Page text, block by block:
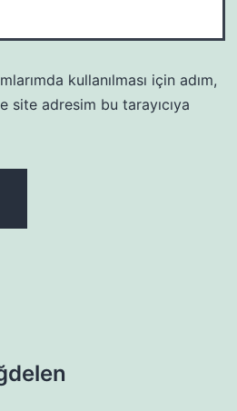
kullanılması için adım,
site adresim bu tarayıcıya